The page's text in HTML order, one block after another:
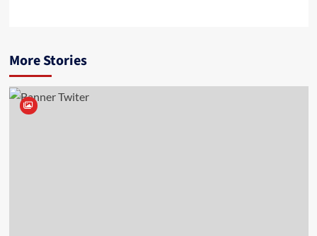
More Stories